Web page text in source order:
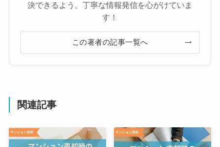
決できるよう、丁寧な情報発信を心がけていま
す！
この著者の記事一覧へ
関連記事